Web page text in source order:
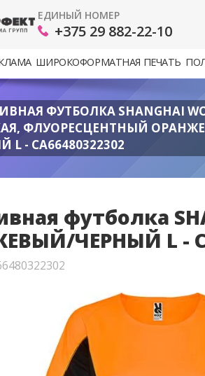
ЕДИНЫЙ НОМЕР
+375 29 882-22-10
ШИРОКОФОРМАТНАЯ ПЕЧАТЬ
ФУТБОЛКА SHANGHAI
ФЛУОРЕСЦЕНТНЫЙ
L - CA66480322302
футболка
ЧЕРНЫЙ L -